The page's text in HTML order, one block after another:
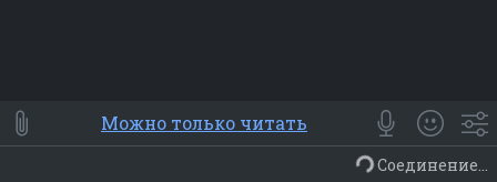
⭐ Мои Smile
😀 Emoji
Смайлики
Люди Животные Еда Объекты
Можно только читать
Соединение...